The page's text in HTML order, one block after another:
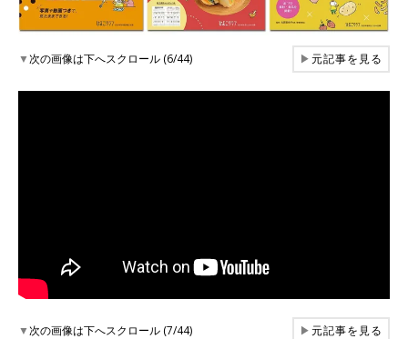
▼次の画像は下へスクロール (6/44) ▶元記事を見る
▼次の画像は下へスクロール (7/44) ▶元記事を見る